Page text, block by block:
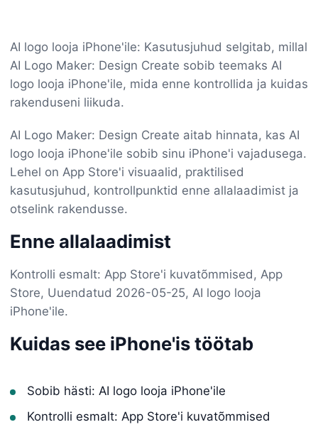
AI logo looja iPhone'ile: Kasutusjuhud selgitab, millal
AI Logo Maker: Design Create sobib teemaks AI
logo looja iPhone'ile, mida enne kontrollida ja kuidas
rakenduseni liikuda.
AI Logo Maker: Design Create aitab hinnata, kas AI
logo looja iPhone'ile sobib sinu iPhone'i vajadusega.
Lehel on App Store'i visuaalid, praktilised
kasutusjuhud, kontrollpunktid enne allalaadimist ja
otselink rakendusse.
Enne allalaadimist
Kontrolli esmalt: App Store'i kuvatõmmised, App
Store, Uuendatud 2026-05-25, AI logo looja
iPhone'ile.
Kuidas see iPhone'is töötab
Sobib hästi: AI logo looja iPhone'ile
Kontrolli esmalt: App Store'i kuvatõmmised